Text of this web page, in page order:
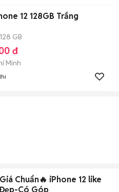
12 128GB Trắng
128 GB
đ
Minh
Giá Chuẩn🔥 iPhone 12 like
Có Góp